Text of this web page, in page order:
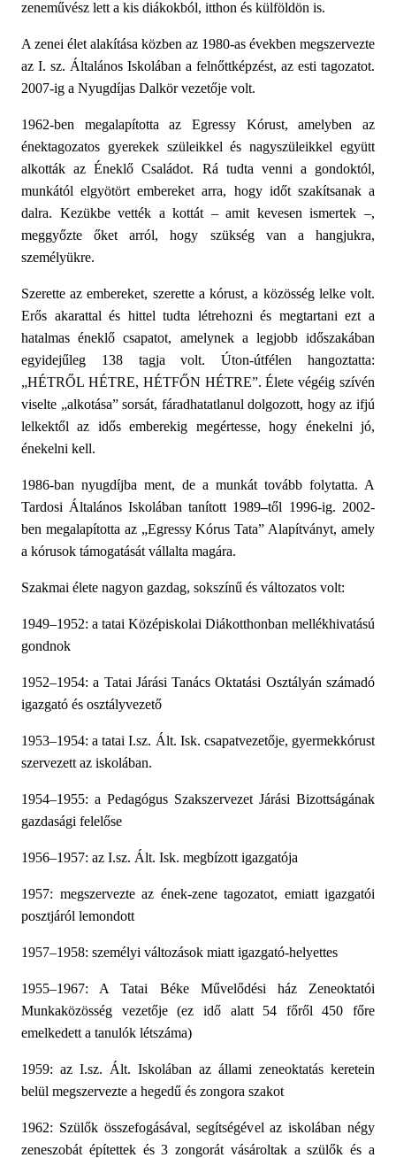
zeneművész lett a kis diákokból, itthon és külföldön is.
A zenei élet alakítása közben az 1980-as években megszervezte
az I. sz. Általános Iskolában a felnőttképzést, az esti tagozatot.
2007-ig a Nyugdíjas Dalkör vezetője volt.
1962-ben megalapította az Egressy Kórust, amelyben az
énektagozatos gyerekek szüleikkel és nagyszüleikkel együtt
alkották az Éneklő Családot. Rá tudta venni a gondoktól,
munkától elgyötört embereket arra, hogy időt szakítsanak a
dalra. Kezükbe vették a kottát – amit kevesen ismertek –,
meggyőzte őket arról, hogy szükség van a hangjukra,
személyükre.
Szerette az embereket, szerette a kórust, a közösség lelke volt.
Erős akarattal és hittel tudta létrehozni és megtartani ezt a
hatalmas éneklő csapatot, amelynek a legjobb időszakában
egyidejűleg 138 tagja volt. Úton-útfélen hangoztatta:
„HÉTRŐL HÉTRE, HÉTFŐN HÉTRE”. Élete végéig szívén
viselte „alkotása” sorsát, fáradhatatlanul dolgozott, hogy az ifjú
lelkektől az idős emberekig megértesse, hogy énekelni jó,
énekelni kell.
1986-ban nyugdíjba ment, de a munkát tovább folytatta. A
Tardosi Általános Iskolában tanított 1989–től 1996-ig. 2002-
ben megalapította az „Egressy Kórus Tata” Alapítványt, amely
a kórusok támogatását vállalta magára.
Szakmai élete nagyon gazdag, sokszínű és változatos volt:
1949–1952: a tatai Középiskolai Diákotthonban mellékhivatású
gondnok
1952–1954: a Tatai Járási Tanács Oktatási Osztályán számadó
igazgató és osztályvezető
1953–1954: a tatai I.sz. Ált. Isk. csapatvezetője, gyermekkórust
szervezett az iskolában.
1954–1955: a Pedagógus Szakszervezet Járási Bizottságának
gazdasági felelőse
1956–1957: az I.sz. Ált. Isk. megbízott igazgatója
1957: megszervezte az ének-zene tagozatot, emiatt igazgatói
posztjáról lemondott
1957–1958: személyi változások miatt igazgató-helyettes
1955–1967: A Tatai Béke Művelődési ház Zeneoktatói
Munkaközösség vezetője (ez idő alatt 54 főről 450 főre
emelkedett a tanulók létszáma)
1959: az I.sz. Ált. Iskolában az állami zeneoktatás keretein
belül megszervezte a hegedű és zongora szakot
1962: Szülők összefogásával, segítségével az iskolában négy
zeneszobát építettek és 3 zongorát vásároltak a szülők és a